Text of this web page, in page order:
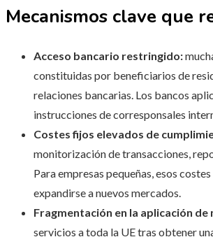
Mecanismos clave que
Acceso bancario restringido:
constituidas por beneficiarios de
relaciones bancarias. Los bancos
instrucciones de corresponsales
Costes fijos elevados de
monitorización de transacciones,
Para empresas pequeñas, esos
expandirse a nuevos mercados.
Fragmentación en la aplicación de
servicios a toda la UE tras obtener